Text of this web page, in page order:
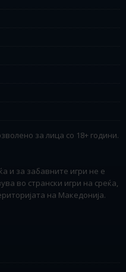
за лица со 18+ години.
и за забавните игри не е
во странски игри на среќа,
на Македонија.